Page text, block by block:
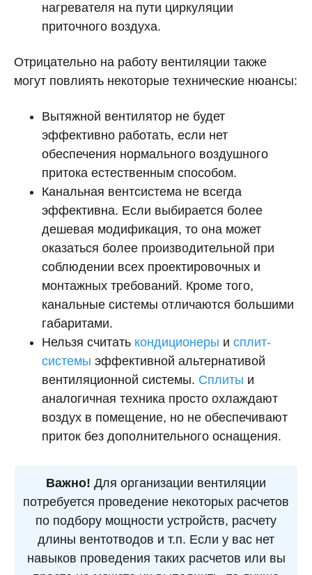
нагревателя на пути циркуляции
приточного воздуха.
Отрицательно на работу вентиляции также
могут повлиять некоторые технические нюансы:
Вытяжной вентилятор не будет
эффективно работать, если нет
обеспечения нормального воздушного
притока естественным способом.
Канальная вентсистема не всегда
эффективна. Если выбирается более
дешевая модификация, то она может
оказаться более производительной при
соблюдении всех проектировочных и
монтажных требований. Кроме того,
канальные системы отличаются большими
габаритами.
Нельзя считать кондиционеры и сплит-
системы эффективной альтернативой
вентиляционной системы. Сплиты и
аналогичная техника просто охлаждают
воздух в помещение, но не обеспечивают
приток без дополнительного оснащения.
Важно! Для организации вентиляции
потребуется проведение некоторых расчетов
по подбору мощности устройств, расчету
длины вентотводов и т.п. Если у вас нет
навыков проведения таких расчетов или вы